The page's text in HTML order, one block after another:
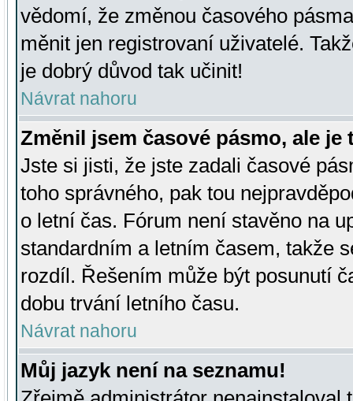
vědomí, že změnou časového
měnit jen registrovaní uživatelé.
je dobrý důvod tak učinit!
Návrat nahoru
Změnil jsem časové pásmo, ale je
Jste si jisti, že jste zadali časové
toho správného, pak tou
o letní čas. Fórum není stavěno na
standardním a letním časem, takže
rozdíl. Řešením může být posunutí
dobu trvání letního času.
Návrat nahoru
Můj jazyk není na seznamu!